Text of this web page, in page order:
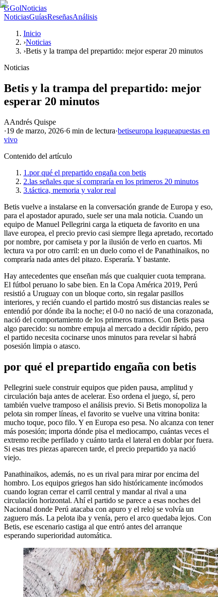
GGolNoticias
NoticiasGuíasReseñasAnálisis
Inicio
›Noticias
›Betis y la trampa del prepartido: mejor esperar 20 minutos
Noticias
Betis y la trampa del prepartido: mejor
esperar 20 minutos
AAndrés Quispe
·19 de marzo, 2026·6 min de lectura·betiseuropa leagueapuestas en
vivo
Contenido del artículo
1.por qué el prepartido engaña con betis
2.las señales que sí compraría en los primeros 20 minutos
3.táctica, memoria y valor real
Betis vuelve a instalarse en la conversación grande de Europa y eso,
para el apostador apurado, suele ser una mala noticia. Cuando un
equipo de Manuel Pellegrini carga la etiqueta de favorito en una
llave europea, el precio previo casi siempre llega apretado, recortado
por nombre, por camiseta y por la ilusión de verlo en cuartos. Mi
lectura va por otro carril: en un duelo como el de Panathinaikos, no
compraría nada antes del pitazo. Esperaría. Y bastante.
Hay antecedentes que enseñan más que cualquier cuota temprana.
El fútbol peruano lo sabe bien. En la Copa América 2019, Perú
resistió a Uruguay con un bloque corto, sin regalar pasillos
interiores, y recién cuando el partido mostró sus distancias reales se
entendió por dónde iba la noche; el 0-0 no nació de una corazonada,
nació del comportamiento de los primeros tramos. Con Betis pasa
algo parecido: su nombre empuja al mercado a decidir rápido, pero
el partido necesita cocinarse unos minutos para revelar si habrá
posesión limpia o atasco.
por qué el prepartido engaña con betis
Pellegrini suele construir equipos que piden pausa, amplitud y
circulación baja antes de acelerar. Eso ordena el juego, sí, pero
también vuelve tramposo el análisis previo. Si Betis monopoliza la
pelota sin romper líneas, el favorito se vuelve una vitrina bonita:
mucho toque, poco filo. Y en Europa eso pesa. No alcanza con tener
más posesión; importa dónde pisa el mediocampo, cuántas veces el
extremo recibe perfilado y cuánto tarda el lateral en doblar por fuera.
Si esas tres piezas aparecen tarde, el precio prepartido ya nació
viejo.
Panathinaikos, además, no es un rival para mirar por encima del
hombro. Los equipos griegos han sido históricamente incómodos
cuando logran cerrar el carril central y mandar al rival a una
circulación horizontal. Ahí el partido se parece a esas noches del
Nacional donde Perú atacaba con apuro y el reloj se volvía un
zaguero más. La pelota iba y venía, pero el arco quedaba lejos. Con
Betis, ese escenario castiga al que entró antes del arranque
esperando superioridad automática.